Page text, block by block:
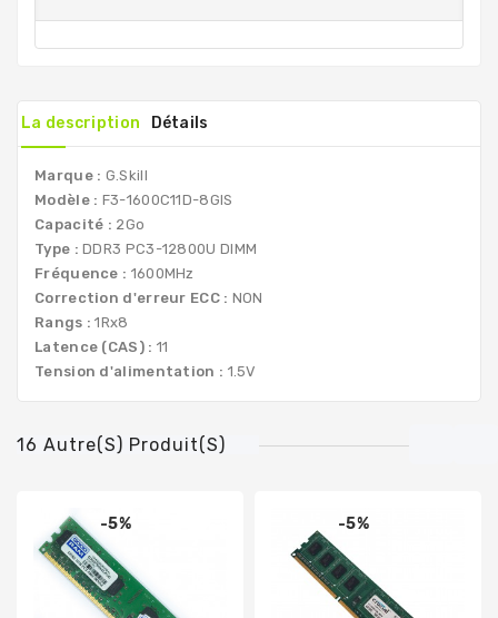
La description Détails
Marque : G.Skill
Modèle : F3-1600C11D-8GIS
Capacité : 2Go
Type :DDR3 PC3-12800U DIMM
Fréquence : 1600MHz
Correction d'erreur ECC : NON
Rangs :1Rx8
Latence (CAS) : 11
Tension d'alimentation : 1.5V
16 Autre(s) Produit(s)
-5% -5%